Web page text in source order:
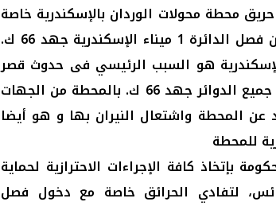
محطة محولات الوردان بالإسكندرية خاصة
بعد التصريحات التي تم التأكيد فيها أن فصل الدائرة 1 ميناء الإسكندرية جهد 66 ك.
هو السبب الرئيسي فى حدوث قصر
على محول التيار لها وتزامن معه فصل جميع الدوائر جهد 66 ك. بالمحطة من الجهات
المحطة واشتعال النيران بها و هو أيضا
للمحطة
بإتخاذ كافة الإجراءات الاحترازية لحماية
لتفادي الحرائق خاصة مع دخول فصل